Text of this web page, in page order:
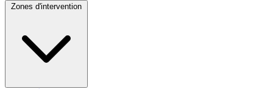
Zones d'intervention